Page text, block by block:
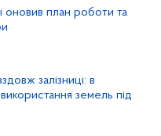
оновив план роботи та
залізниці: в
земель під